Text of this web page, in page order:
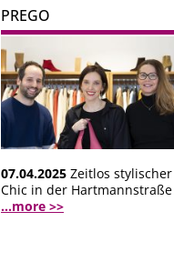
PREGO
07.04.2025 Zeitlos stylischer
Chic in der Hartmannstraße
...more >>